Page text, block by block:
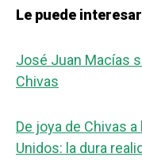
Le puede
José Juan Macías
Chivas
De joya de Chivas
Unidos: la dura